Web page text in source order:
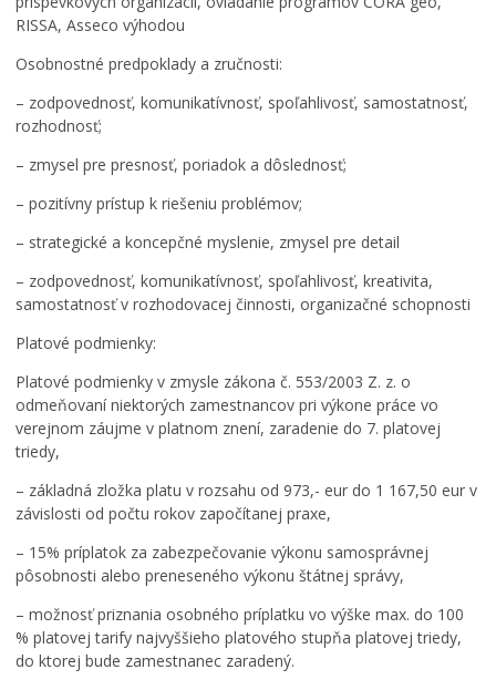
RISSA, Asseco výhodou
Osobnostné predpoklady a zručnosti:
– zodpovednosť, komunikatívnosť, spoľahlivosť, samostatnosť,
rozhodnosť;
– zmysel pre presnosť, poriadok a dôslednosť;
– pozitívny prístup k riešeniu problémov;
– strategické a koncepčné myslenie, zmysel pre detail
– zodpovednosť, komunikatívnosť, spoľahlivosť, kreativita,
samostatnosť v rozhodovacej činnosti, organizačné schopnosti
Platové podmienky:
Platové podmienky v zmysle zákona č. 553/2003 Z. z. o
odmeňovaní niektorých zamestnancov pri výkone práce vo
verejnom záujme v platnom znení, zaradenie do 7. platovej
triedy,
– základná zložka platu v rozsahu od 973,- eur do 1 167,50 eur v
závislosti od počtu rokov započítanej praxe,
– 15% príplatok za zabezpečovanie výkonu samosprávnej
pôsobnosti alebo preneseného výkonu štátnej správy,
– možnosť priznania osobného príplatku vo výške max. do 100
% platovej tarify najvyššieho platového stupňa platovej triedy,
do ktorej bude zamestnanec zaradený.